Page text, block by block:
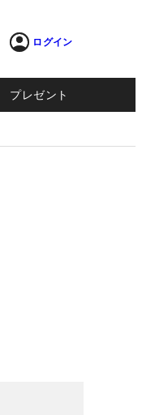
ログイン
プレゼント